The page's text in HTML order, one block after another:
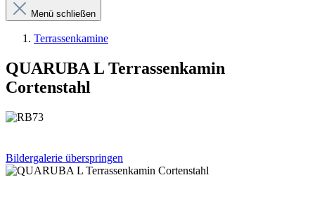
Menü schließen
Terrassenkamine
QUARUBA L Terrassenkamin
Cortenstahl
Bildergalerie überspringen